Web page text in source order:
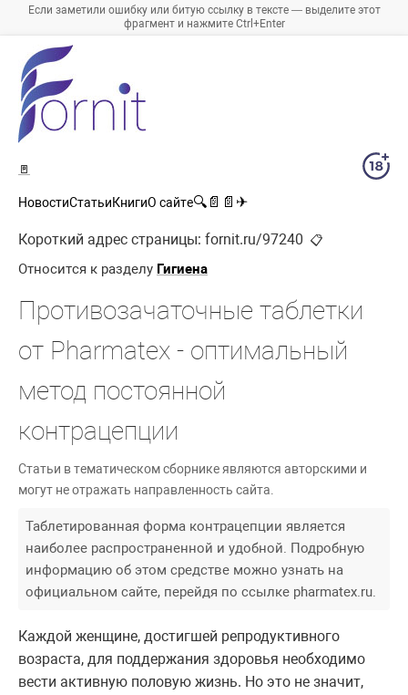
Если заметили ошибку или битую ссылку в тексте — выделите этот
фрагмент и нажмите Ctrl+Enter
🚪
НовостиСтатьиКнигиО сайте🔍 📄 📄 ✈
Короткий адрес страницы: fornit.ru/97240 📋
Относится к разделу Гигиена
Противозачаточные таблетки
от Pharmatex - оптимальный
метод постоянной
контрацепции
Статьи в тематическом сборнике являются авторскими и
могут не отражать направленность сайта.
Таблетированная форма контрацепции является
наиболее распространенной и удобной. Подробную
информацию об этом средстве можно узнать на
официальном сайте, перейдя по ссылке pharmatex.ru.
Каждой женщине, достигшей репродуктивного
возраста, для поддержания здоровья необходимо
вести активную половую жизнь. Но это не значит,